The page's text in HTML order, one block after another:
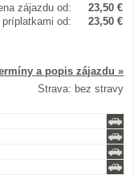
zájazdu od:
23,50 €
príplatkami od:
23,50 €
a popis zájazdu »
Strava: bez stravy